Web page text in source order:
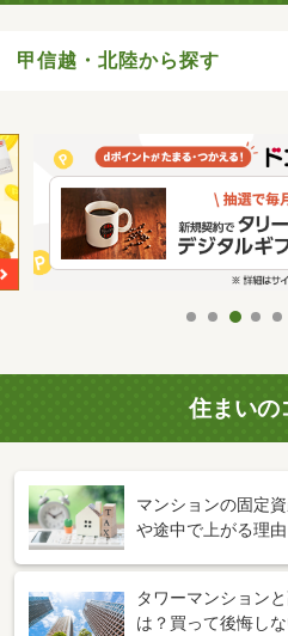
甲信越・北陸から探す
住まいの
マンションの固定
や途中で上がる理由
タワーマンション
は？買って後悔し